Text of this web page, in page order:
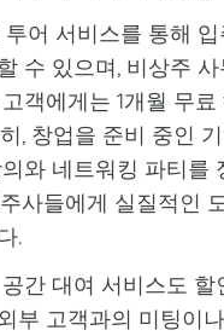
투어 서비스를 통해
수 있으며, 비상주
객에게는 1개월 무료
, 창업을 준비 중인
와 네트워킹 파티를
사들에게 실질적인
.
간 대여 서비스도 할
부 고객과의 미팅이